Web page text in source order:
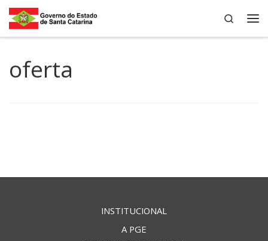
Skip to content
Search
oferta
INSTITUCIONAL
A PGE